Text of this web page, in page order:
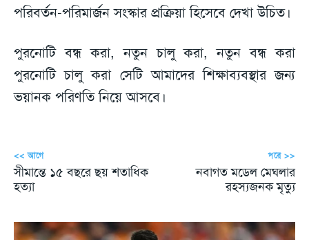
পরিবর্তন-পরিমার্জন সংস্কার প্রক্রিয়া হিসেবে দেখা উচিত।
পুরনোটি বন্ধ করা, নতুন চালু করা, নতুন বন্ধ করা
পুরনোটি চালু করা সেটি আমাদের শিক্ষাব্যবস্থার জন্য
ভয়ানক পরিণতি নিয়ে আসবে।
<< আগে
সীমান্তে ১৫ বছরে ছয় শতাধিক
হত্যা
পরে >>
নবাগত মডেল মেঘলার
রহস্যজনক মৃত্যু